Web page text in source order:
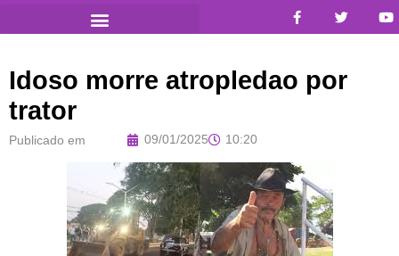
Idoso morre atropledao por
trator
Publicado em 09/01/2025 10:20